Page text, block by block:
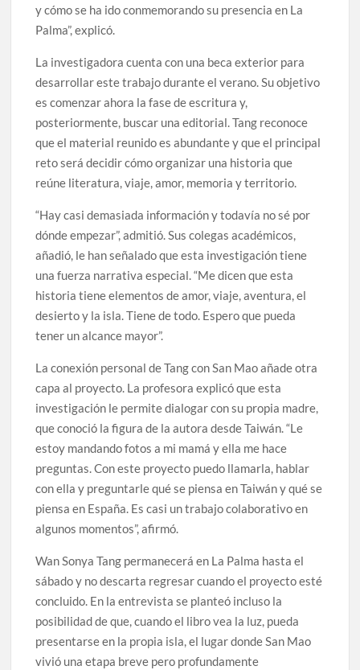
y cómo se ha ido conmemorando su presencia en La
Palma”, explicó.
La investigadora cuenta con una beca exterior para
desarrollar este trabajo durante el verano. Su objetivo
es comenzar ahora la fase de escritura y,
posteriormente, buscar una editorial. Tang reconoce
que el material reunido es abundante y que el principal
reto será decidir cómo organizar una historia que
reúne literatura, viaje, amor, memoria y territorio.
“Hay casi demasiada información y todavía no sé por
dónde empezar”, admitió. Sus colegas académicos,
añadió, le han señalado que esta investigación tiene
una fuerza narrativa especial. “Me dicen que esta
historia tiene elementos de amor, viaje, aventura, el
desierto y la isla. Tiene de todo. Espero que pueda
tener un alcance mayor”.
La conexión personal de Tang con San Mao añade otra
capa al proyecto. La profesora explicó que esta
investigación le permite dialogar con su propia madre,
que conoció la figura de la autora desde Taiwán. “Le
estoy mandando fotos a mi mamá y ella me hace
preguntas. Con este proyecto puedo llamarla, hablar
con ella y preguntarle qué se piensa en Taiwán y qué se
piensa en España. Es casi un trabajo colaborativo en
algunos momentos”, afirmó.
Wan Sonya Tang permanecerá en La Palma hasta el
sábado y no descarta regresar cuando el proyecto esté
concluido. En la entrevista se planteó incluso la
posibilidad de que, cuando el libro vea la luz, pueda
presentarse en la propia isla, el lugar donde San Mao
vivió una etapa breve pero profundamente